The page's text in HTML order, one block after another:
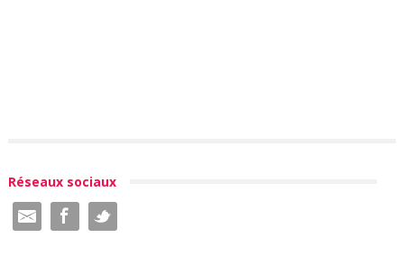
Réseaux sociaux